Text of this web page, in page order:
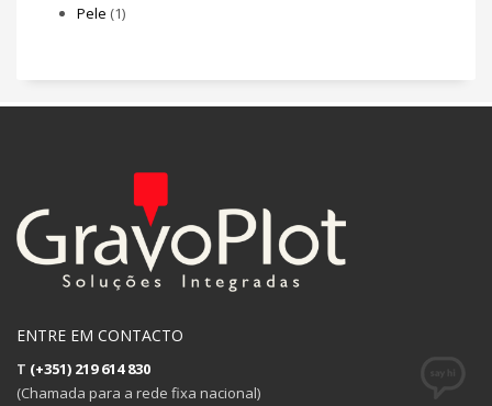
Pele (1)
ENTRE EM CONTACTO
T (+351) 219 614 830
(Chamada para a rede fixa nacional)